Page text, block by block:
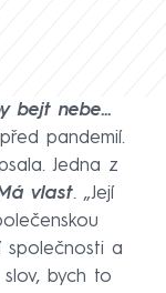
bejt nebe...
pandemií.
Jedna z
vlast. „Její
společnosti a
bych to